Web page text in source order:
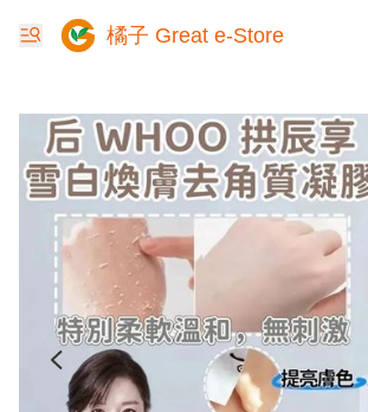
橘子 Great e-Store